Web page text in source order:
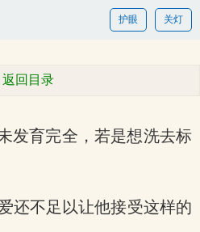
关灯
护眼
返回目录
发育完全，若是想洗去标
还不足以让他接受这样的